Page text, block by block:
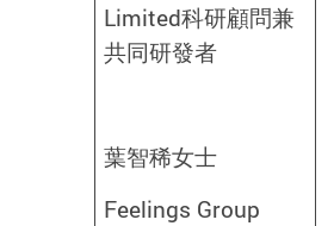
Limited科研顧問兼
共同研發者
葉智稀女士
Feelings Group